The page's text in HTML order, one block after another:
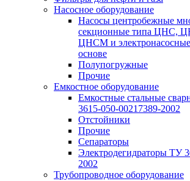
Насосное оборудование
Насосы центробежные
секционные типа ЦНС,
ЦНСМ и электронасосные
основе
Полупогружные
Прочие
Емкостное оборудование
Емкостные стальные
3615-050-00217389-2002
Отстойники
Прочие
Сепараторы
Электродегидраторы ТУ
2002
Трубопроводное оборудование